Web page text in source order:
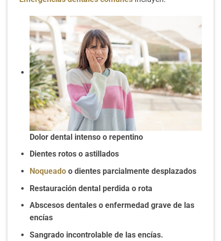
Dolor dental intenso o repentino
Dientes rotos o astillados
Noqueadoo dientes parcialmente desplazados
Restauración dental perdida o rota
Abscesos dentales o enfermedad grave de las
encías
Sangrado incontrolable de las encías.